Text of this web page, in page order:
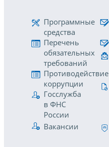
Программные
средства
Перечень
обязательных
требований
Противодействие
коррупции
Госслужба
в ФНС
России
Вакансии